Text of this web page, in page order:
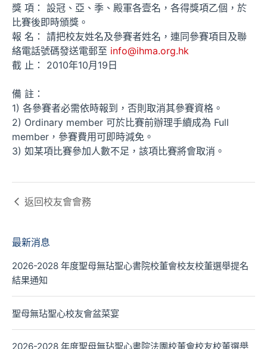
獎 項： 設冠、亞、季、殿軍各壹名，各得獎項乙個，於
比賽後即時頒獎。
報 名： 請把校友姓名及參賽者姓名，連同參賽項目及聯
絡電話號碼發送電郵至 info@ihma.org.hk
截 止： 2010年10月19日
備 註：
1) 各參賽者必需依時報到，否則取消其參賽資格。
2) Ordinary member 可於比賽前辦理手續成為 Full
member，參賽費用可即時減免。
3) 如某項比賽參加人數不足，該項比賽將會取消。
返回校友會會務
最新消息
2026-2028 年度聖母無玷聖心書院校董會校友校董選舉提名
結果通知
聖母無玷聖心校友會盆菜宴
2026-2028 年度聖母無玷聖心書院法團校董會校友校董選舉